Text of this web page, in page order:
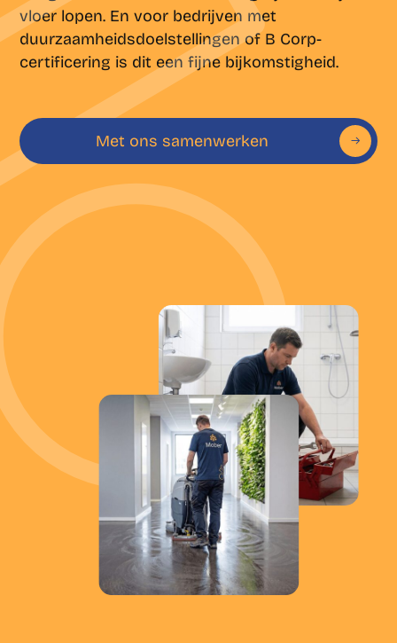
vloer lopen. En voor bedrijven met
duurzaamheidsdoelstellingen of B Corp-
certificering is dit een fijne bijkomstigheid.
Met ons samenwerken